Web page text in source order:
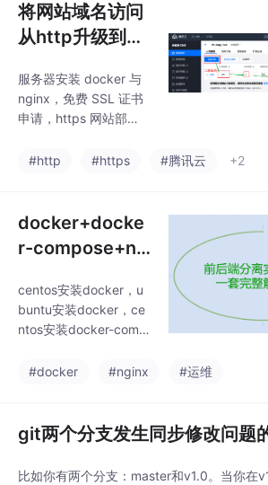
将网站域名访问
从http升级到ht
里云）
服务器安装 docker 与
nginx，免费 SSL 证书
申请，https 网站部
的配置，docker安装ng
问题，静态网站的部
#http #https #腾讯云 +2
docker+docke
r-compose+ng
目部署
centos安装docker，u
buntu安装docker，ce
ntos安装docker-comp
er-compose，docker
易云加速器，离线安装
docker-compose，do
cker-compose无法下
#docker #nginx #运维
git两个分支发生同步修改问题
比如你有两个分支：master和v1.0。当你在